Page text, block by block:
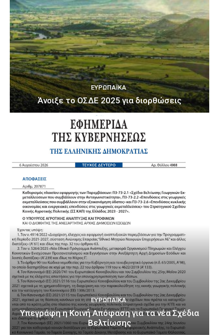
ΕΥΡΩΠΑΪΚΆ
Άνοιξε το ΟΣΔΕ 2025 για διορθώσεις
ΕΥΡΩΠΑΪΚΆ
Υπεγράφη η Κοινή Απόφαση για τα νέα Σχέδια
Βελτίωσης